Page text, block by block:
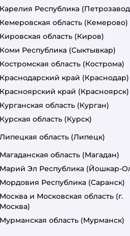
Карелия Республика
Кемеровская область (Кемерово)
Кировская область (Киров)
Коми Республика (Сыктывкар)
Костромская область (Кострома)
Краснодарский край (Краснодар)
Красноярский край (Красноярск)
Курганская область (Курган)
Курская область (Курск)
Липецкая область (Липецк)
Магаданская область (Магадан)
Марий Эл Республика (Йошкар-
Мордовия Республика (Саранск)
Москва и Московская область (г.
Москва)
Мурманская область (Мурманск)